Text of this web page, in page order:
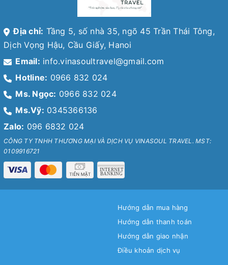
Địa chỉ: Tầng 5, số nhà 35, ngõ 45 Trần Thái Tông,
Dịch Vọng Hậu, Cầu Giấy, Hanoi
Email: info.vinasoultravel@gmail.com
Hotline: 0966 832 024
Ms. Ngọc: 0966 832 024
Ms.Vỹ: 0345366136
Zalo: 096 6832 024
CÔNG TY TNHH THƯƠNG MẠI VÀ DỊCH VỤ VINASOUL TRAVEL. MST:
0109916721
Hướng dẫn mua hàng
Hướng dẫn thanh toán
Hướng dẫn giao nhận
Điều khoản dịch vụ